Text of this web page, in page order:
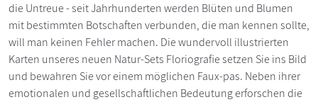
die Untreue - seit Jahrhunderten werden Blüten und Blumen
mit bestimmten Botschaften verbunden, die man kennen sollte,
will man keinen Fehler machen. Die wundervoll illustrierten
Karten unseres neuen Natur-Sets Floriografie setzen Sie ins Bild
und bewahren Sie vor einem möglichen Faux-pas. Neben ihrer
emotionalen und gesellschaftlichen Bedeutung erforschen die